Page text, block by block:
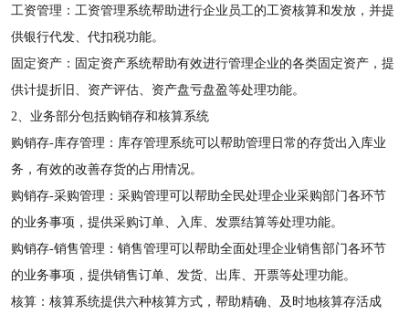
工资管理：工资管理系统帮助进行企业员工的工资核算和发放，并提
供银行代发、代扣税功能。
固定资产：固定资产系统帮助有效进行管理企业的各类固定资产，提
供计提折旧、资产评估、资产盘亏盘盈等处理功能。
2、业务部分包括购销存和核算系统
购销存-库存管理：库存管理系统可以帮助管理日常的存货出入库业
务，有效的改善存货的占用情况。
购销存-采购管理：采购管理可以帮助全民处理企业采购部门各环节
的业务事项，提供采购订单、入库、发票结算等处理功能。
购销存-销售管理：销售管理可以帮助全面处理企业销售部门各环节
的业务事项，提供销售订单、发货、出库、开票等处理功能。
核算：核算系统提供六种核算方式，帮助精确、及时地核算存活成